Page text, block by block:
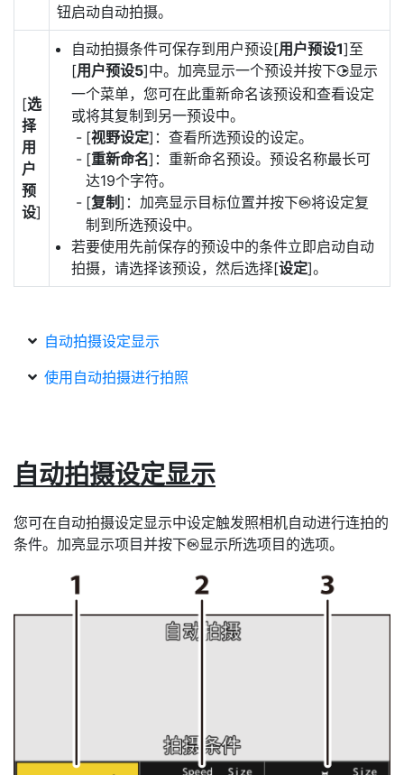
钮启动自动拍摄。
[选
择
用
户
预
设]
自动拍摄条件可保存到用户预设[用户预设1]至
[用户预设5]中。加亮显示一个预设并按下2显示
一个菜单，您可在此重新命名该预设和查看设定
或将其复制到另一预设中。
[视野设定]：查看所选预设的设定。
[重新命名]：重新命名预设。预设名称最长可
达19个字符。
[复制]：加亮显示目标位置并按下J将设定复
制到所选预设中。
若要使用先前保存的预设中的条件立即启动自动
拍摄，请选择该预设，然后选择[设定]。
自动拍摄设定显示
使用自动拍摄进行拍照
自动拍摄设定显示
您可在自动拍摄设定显示中设定触发照相机自动进行连拍的
条件。加亮显示项目并按下J显示所选项目的选项。